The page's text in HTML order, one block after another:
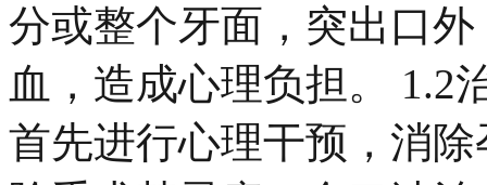
分或整个牙面，突出口
血，造成心理负担。 1.2
首先进行心理干预，消